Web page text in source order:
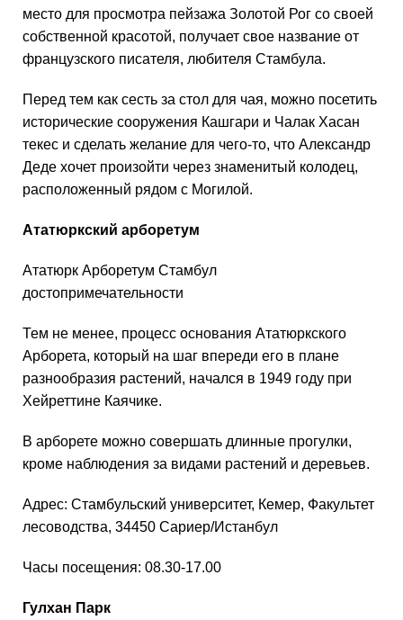
место для просмотра пейзажа Золотой Рог со своей
собственной красотой, получает свое название от
французского писателя, любителя Стамбула.
Перед тем как сесть за стол для чая, можно посетить
исторические сооружения Кашгари и Чалак Хасан
текес и сделать желание для чего-то, что Александр
Деде хочет произойти через знаменитый колодец,
расположенный рядом с Могилой.
Ататюркский арборетум
Ататюрк Арборетум Стамбул
достопримечательности
Тем не менее, процесс основания Ататюркского
Арборета, который на шаг впереди его в плане
разнообразия растений, начался в 1949 году при
Хейреттине Каячике.
В арборете можно совершать длинные прогулки,
кроме наблюдения за видами растений и деревьев.
Адрес: Стамбульский университет, Кемер, Факультет
лесоводства, 34450 Сариер/Истанбул
Часы посещения: 08.30-17.00
Гулхан Парк